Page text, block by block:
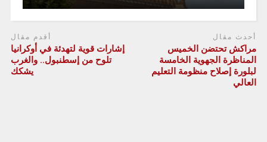
أحدث مقال
مراكش تحتضن الخميس
المناظرة الجهوية الخامسة
لبلورة إصلاح منظومة التعليم
العالي
أقدم مقال
إشارات قوية لتهدئة في أوكرانيا
تلوح من إسطنبول.. والغرب
يشكك